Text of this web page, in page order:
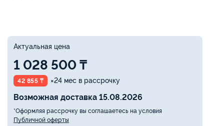
Актуальная цена
1 028 500 ₸
42 855 ₸ ×24 мес в рассрочку
Возможная доставка 15.08.2026
*Оформляя рассрочку вы соглашаетесь на условия
Публичной оферты